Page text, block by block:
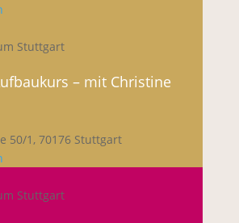
Stuttgart
– mit Christine
50/1, 70176 Stuttgart
Stuttgart